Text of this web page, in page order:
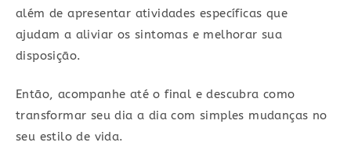
além de apresentar atividades específicas que
ajudam a aliviar os sintomas e melhorar sua
disposição.
Então, acompanhe até o final e descubra como
transformar seu dia a dia com simples mudanças no
seu estilo de vida.